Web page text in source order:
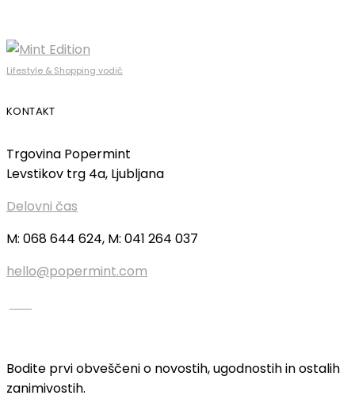
Lifestyle & Shopping vodič
KONTAKT
Trgovina Popermint
Levstikov trg 4a, Ljubljana
Delovni čas
M: 068 644 624, M: 041 264 037
hello@popermint.com
Bodite prvi obveščeni o novostih, ugodnostih in ostalih
zanimivostih.